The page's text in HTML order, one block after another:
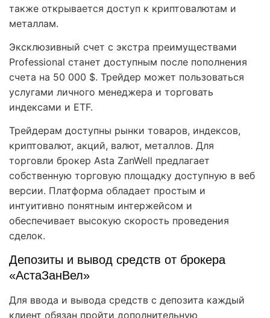
также открывается доступ к криптовалютам и
металлам.
Эксклюзивный счет с экстра преимуществами
Professional станет доступным после пополнения
счета на 50 000 $. Трейдер может пользоваться
услугами личного менеджера и торговать
индексами и ETF.
Трейдерам доступны рынки товаров, индексов,
криптовалют, акций, валют, металлов. Для
торговли брокер Asta ZanWell предлагает
собственную торговую площадку доступную в веб
версии. Платформа обладает простым и
интуитивно понятным интержейсом и
обеспечивает высокую скорость проведения
сделок.
Депозиты и вывод средств от брокера
«АстаЗанВел»
Для ввода и вывода средств с депозита каждый
клиент обязан пройти дополнительную